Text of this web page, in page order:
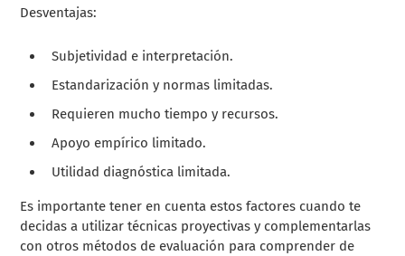
Desventajas:
Subjetividad e interpretación.
Estandarización y normas limitadas.
Requieren mucho tiempo y recursos.
Apoyo empírico limitado.
Utilidad diagnóstica limitada.
Es importante tener en cuenta estos factores cuando te
decidas a utilizar técnicas proyectivas y complementarlas
con otros métodos de evaluación para comprender de